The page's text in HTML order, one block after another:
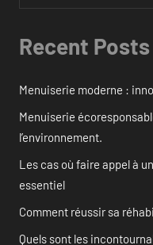
Recent Posts
Menuiserie moderne :
Menuiserie
l’environnement.
Les cas où faire appel à
essentiel
Comment réussir sa
Quels sont les